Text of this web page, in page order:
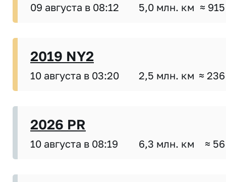
09 августа в 08:12 5,0 млн. км ≈
2019 NY2
10 августа в 03:20 2,5 млн. км ≈
2026 PR
10 августа в 08:19 6,3 млн. км ≈